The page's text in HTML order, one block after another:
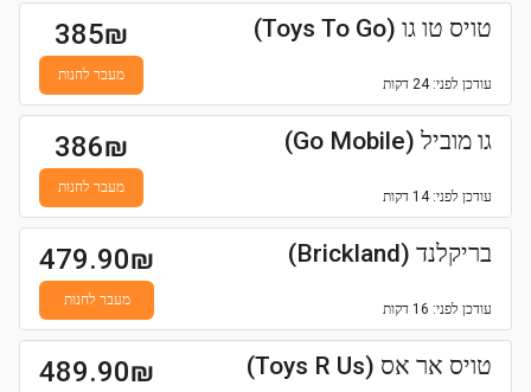
טויס טו גו (Toys To Go)
עודכן לפני: 24 דקות
385₪
מעבר לחנות
גו מוביל (Go Mobile)
עודכן לפני: 14 דקות
386₪
מעבר לחנות
בריקלנד (Brickland)
עודכן לפני: 16 דקות
479.90₪
מעבר לחנות
טויס אר אס (Toys R Us) 489.90₪